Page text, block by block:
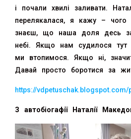
і почали хвилі заливати.
перелякалася, я кажу – чого
знаєш, що наша доля десь
небі. Якщо нам судилося тут
ми втопимося. Якщо ні,
Давай просто боротися за
https://
З автобіогафії Наталії